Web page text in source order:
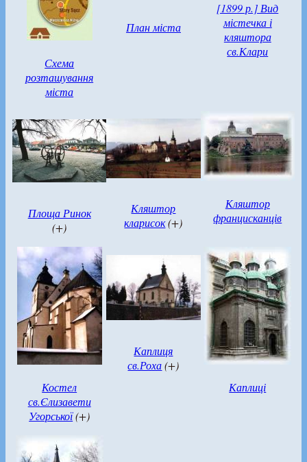
Схема
розташування
міста
План міста
[1899 р.] Вид
містечка і
кляштора
св.Клари
Площа Ринок
(+)
Кляштор
кларисок(+)
Кляштор
францисканців
Костел
св.Єлизавети
Угорської(+)
Каплиця
св.Роха(+)
Каплиці